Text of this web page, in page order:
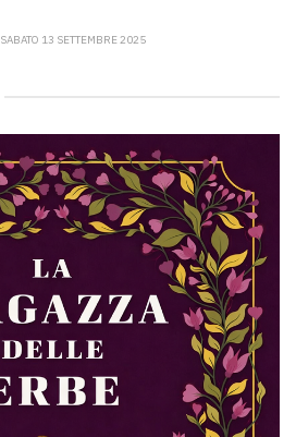
SABATO 13 SETTEMBRE 2025